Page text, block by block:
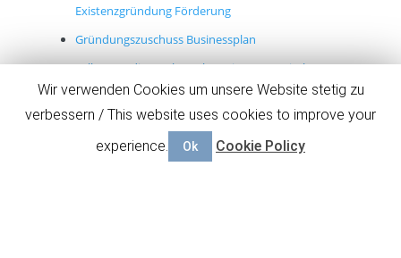
Existenzgründung Förderung
Gründungszuschuss Businessplan
Selbstständig machen ohne eigenes Kapital
Wie erstelle ich einen Businessplan (Tipps nach
Branchen)
Businessplanberatung nach Regionen
Wir verwenden Cookies um unsere Website stetig zu
verbessern / This website uses cookies to improve your
experience.
Ok Cookie Policy